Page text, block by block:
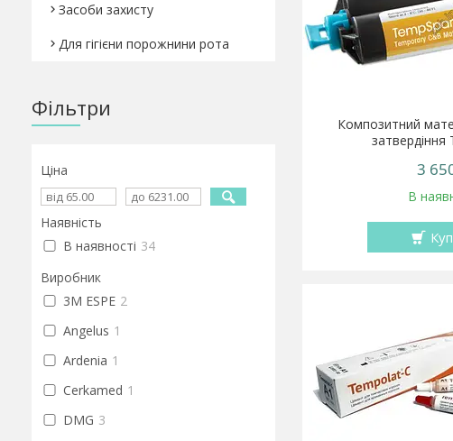
Композитний
затвердіння
3
В
Засоби захисту
Для гігієни порожнини рота
Фільтри
Ціна
Наявність
В наявності 34
Виробник
3M ESPE 2
Angelus 1
Ardenia 1
Cerkamed 1
DMG 3